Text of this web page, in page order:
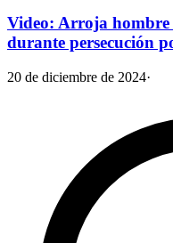
Video: Arroja hombre
durante persecución
20 de diciembre de 2024·